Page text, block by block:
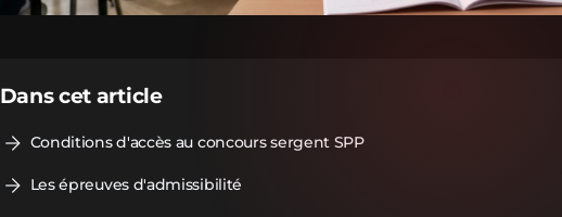
Dans cet article
Conditions d'accès au concours sergent SPP
Les épreuves d'admissibilité